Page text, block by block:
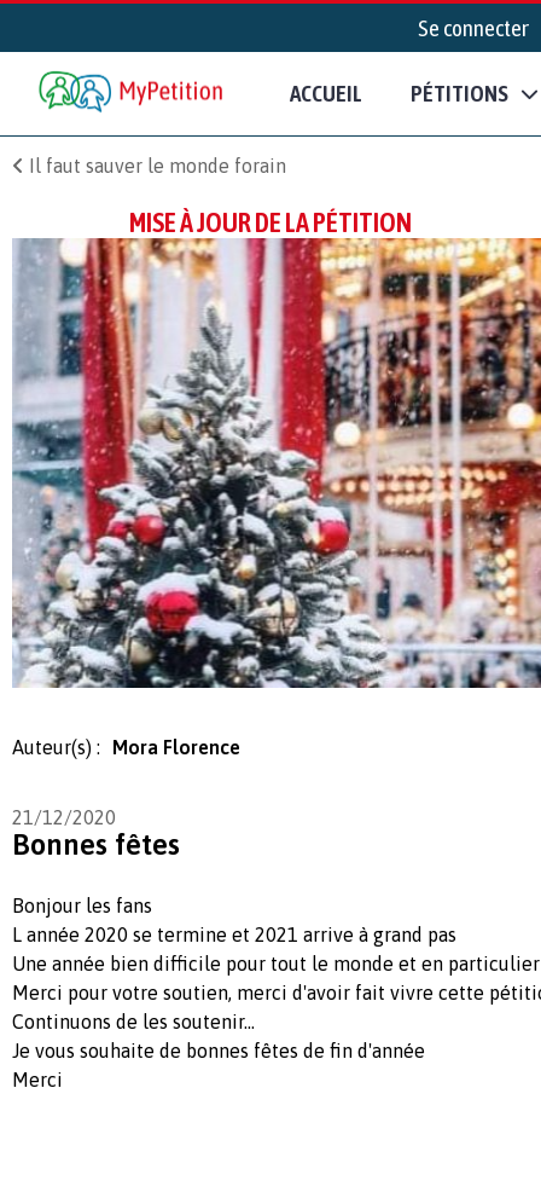
Se connecter
ACCUEIL PÉTITIONS
Il faut sauver le monde forain
MISE À JOUR DE LA PÉTITION
Auteur(s) : Mora Florence
21/12/2020
Bonnes fêtes
Bonjour les fans
L année 2020 se termine et 2021 arrive à grand pas
Une année bien difficile pour tout le monde et en
Merci pour votre soutien, merci d'avoir fait vivre cette
Continuons de les soutenir...
Je vous souhaite de bonnes fêtes de fin d'année
Merci